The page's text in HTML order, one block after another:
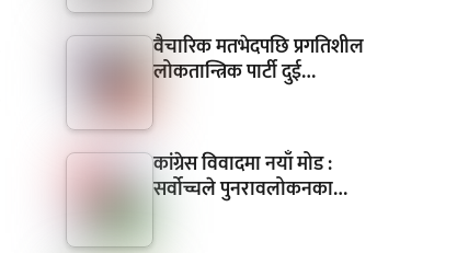
वैचारिक मतभेदपछि प्रगतिशील
लोकतान्त्रिक पार्टी दुई…
कांग्रेस विवादमा नयाँ मोड :
सर्वोच्चले पुनरावलोकनका…